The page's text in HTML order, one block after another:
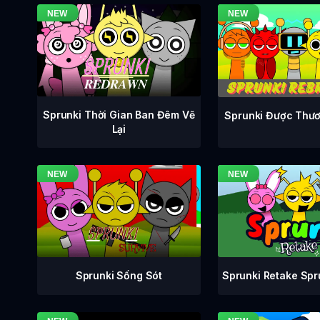
Sprunki Thời Gian Ban Đêm Vẽ
Lại
Sprunki Được
Sprunki Sống Sót Sprunki Retake